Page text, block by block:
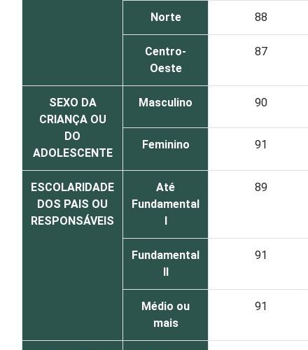
Norte 88
Centro-
Oeste
87
SEXO DA
CRIANÇA OU
DO
ADOLESCENTE
Masculino 90
Feminino 91
ESCOLARIDADE
DOS PAIS OU
RESPONSÁVEIS
Até
Fundamental
I
89
Fundamental
II
91
Médio ou
mais
91